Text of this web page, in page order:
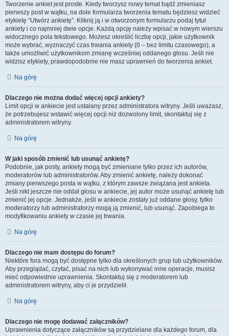
Tworzenie ankiet jest proste. Kiedy tworzysz nowy temat bądź zmieniasz
pierwszy post w wątku, na dole formularza tworzenia tematu będziesz widzieć
etykietę “Utwórz ankietę”. Kliknij ją i w otworzonym formularzu podaj tytuł
ankiety i co najmniej dwie opcje. Każdą opcję należy wpisać w nowym wierszu
widocznego pola tekstowego. Możesz określić liczbę opcji, jakie użytkownik
może wybrać, wyznaczyć czas trwania ankiety (0 – bez limitu czasowego), a
także umożliwić użytkownikom zmianę wcześniej oddanego głosu. Jeśli nie
widzisz etykiety, prawdopodobnie nie masz uprawnień do tworzenia ankiet.
Na górę
Dlaczego nie można dodać więcej opcji ankiety?
Limit opcji w ankiecie jest ustalany przez administratora witryny. Jeśli uważasz,
że potrzebujesz wstawić więcej opcji niż dozwolony limit, skontaktuj się z
administratorem witryny.
Na górę
W jaki sposób zmienić lub usunąć ankietę?
Podobnie, jak posty, ankiety mogą być zmieniane tylko przez ich autorów,
moderatorów lub administratorów. Aby zmienić ankietę, należy dokonać
zmiany pierwszego posta w wątku, z którym zawsze związana jest ankieta.
Jeśli nikt jeszcze nie oddał głosu w ankiecie, jej autor może usunąć ankietę lub
zmienić jej opcje. Jednakże, jeśli w ankiecie zostały już oddane głosy, tylko
moderatorzy lub administratorzy mogą ją zmienić, lub usunąć. Zapobiega to
modyfikowaniu ankiety w czasie jej trwania.
Na górę
Dlaczego nie mam dostępu do forum?
Niektóre fora mogą być dostępne tylko dla określonych grup lub użytkowników.
Aby przeglądać, czytać, pisać na nich lub wykonywać inne operacje, musisz
mieć odpowiednie uprawnienia. Skontaktuj się z moderatorem lub
administratorem witryny, aby ci je przydzielił.
Na górę
Dlaczego nie mogę dodawać załączników?
Uprawnienia dotyczące załączników są przydzielane dla każdego forum, dla